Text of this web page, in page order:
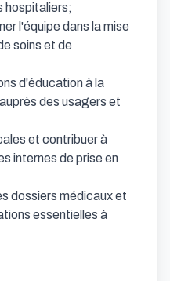
hospitaliers;
l'équipe dans la mise
soins et de
d'éducation à la
des usagers et
et contribuer à
internes de prise en
dossiers médicaux et
essentielles à